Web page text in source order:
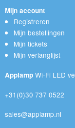
Mijn account
Registreren
Mijn bestellingen
Mijn tickets
Mijn verlanglijst
Applamp Wi-Fi LED
+31(0)30 737 0522
sales@applamp.nl